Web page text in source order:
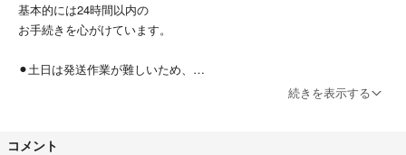
基本的には24時間以内の
お手続きを心がけています。
⚫︎土日は発送作業が難しいため、
⚫︎ペット・喫煙者はいません。
続きを表示する
コメント